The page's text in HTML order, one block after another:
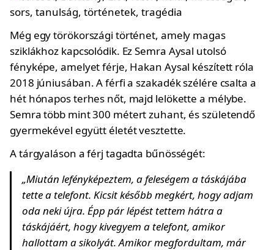
Még egy törökországi történet, amely magas
sziklákhoz kapcsolódik. Ez Semra Aysal utolsó
fényképe, amelyet férje, Hakan Aysal készített róla
2018 júniusában. A férfi a szakadék szélére csalta a
hét hónapos terhes nőt, majd lelökette a mélybe.
Semra több mint 300 métert zuhant, és születendő
gyermekével együtt életét vesztette.
A tárgyaláson a férj tagadta bűnösségét:
„Miután lefényképeztem, a feleségem a táskájába
tette a telefont. Kicsit később megkért, hogy adjam
oda neki újra. Épp pár lépést tettem hátra a
táskájáért, hogy kivegyem a telefont, amikor
hallottam a sikolyát. Amikor megfordultam, már